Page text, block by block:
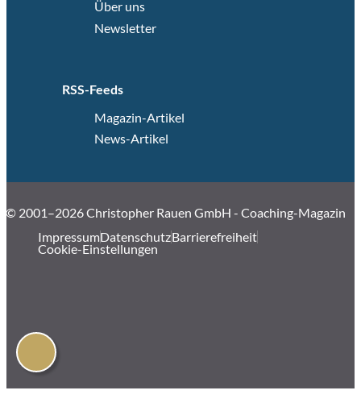
Über uns
Newsletter
RSS-Feeds
Magazin-Artikel
News-Artikel
© 2001–2026 Christopher Rauen GmbH - Coaching-Magazin
ImpressumDatenschutzBarrierefreiheit
Cookie-Einstellungen